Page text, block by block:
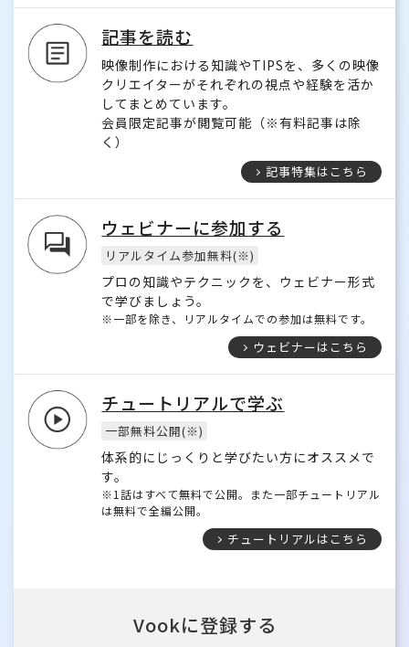
記事を読む
映像制作における知識やTIPSを、多くの映像
クリエイターがそれぞれの視点や経験を活か
してまとめています。
会員限定記事が閲覧可能（※有料記事は除
く）
記事特集はこちら
ウェビナーに参加する
リアルタイム参加無料(※)
プロの知識やテクニックを、ウェビナー形式
で学びましょう。
※一部を除き、リアルタイムでの参加は無料です。
ウェビナーはこちら
チュートリアルで学ぶ
一部無料公開(※)
体系的にじっくりと学びたい方にオススメで
す。
※1話はすべて無料で公開。また一部チュートリアル
は無料で全編公開。
チュートリアルはこちら
Vookに登録する